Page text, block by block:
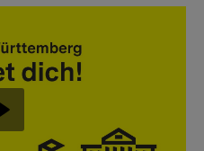
Abspielen